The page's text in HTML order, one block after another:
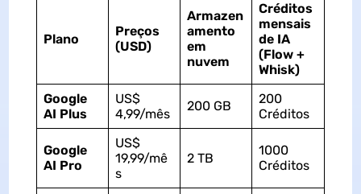
Plano
Preços
(USD)
Armazen
amento
em
nuvem
Créditos
mensais
de IA
(Flow +
Whisk)
Google
AI Plus
US$
4,99/mês
200 GB
200
Créditos
Google
AI Pro
US$
19,99/mê
s
2 TB
1000
Créditos